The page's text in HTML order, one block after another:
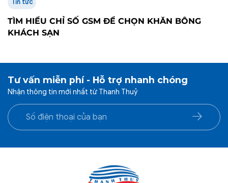
Tin tức
TÌM HIỂU CHỈ SỐ GSM ĐỂ CHỌN KHĂN BÔNG
KHÁCH SẠN
Tư vấn miễn phí - Hỗ trợ nhanh chóng
Nhận thông tin mới nhất từ Thanh Thuỷ